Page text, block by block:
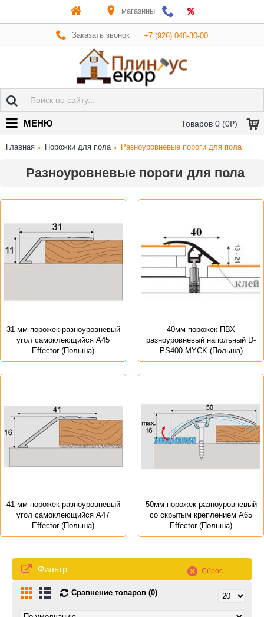
магазины
Заказать звонок +7 (926) 048-30-00
Товаров 0 (0₽)
МЕНЮ
Главная Порожки для пола Разноуровневые пороги для пола
Разноуровневые пороги для пола
31 мм порожек разноуровневый
угол самоклеющийся A45
Effector (Польша)
40мм порожек ПВХ
разноуровневый напольный D-
PS400 MYCK (Польша)
41 мм порожек разноуровневый
угол самоклеющийся A47
Effector (Польша)
50мм порожек разноуровневый
со скрытым креплением A65
Effector (Польша)
Фильтр Сброс
Сравнение товаров (0)